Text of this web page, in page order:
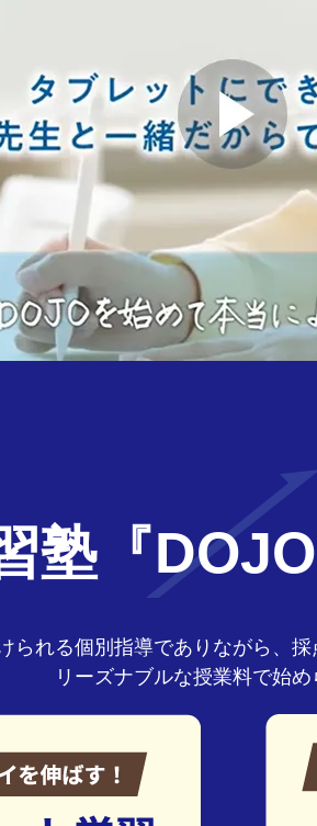
塾『
られる個別指導でありながら、
リーズナブルな授業料で始め